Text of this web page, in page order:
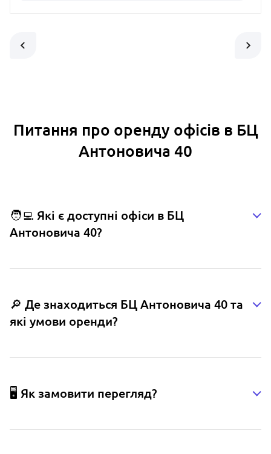
Питання про оренду офісів в БЦ
Антоновича 40
🧑‍💻 Які є доступні офіси в БЦ
Антоновича 40?
🔎 Де знаходиться БЦ Антоновича 40 та
які умови оренди?
🖥️ Як замовити перегляд?